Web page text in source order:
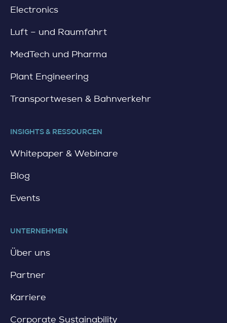
Electronics
Luft – und Raumfahrt
MedTech und Pharma
Plant Engineering
Transportwesen & Bahnverkehr
INSIGHTS & RESSOURCEN
Whitepaper & Webinare
Blog
Events
UNTERNEHMEN
Über uns
Partner
Karriere
Corporate Sustainability